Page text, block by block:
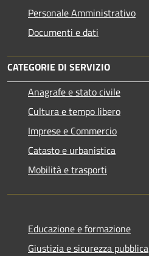
Personale Amministrativo
Documenti e dati
CATEGORIE DI SERVIZIO
Anagrafe e stato civile
Cultura e tempo libero
Imprese e Commercio
Catasto e urbanistica
Mobilità e trasporti
Educazione e formazione
Giustizia e sicurezza pubblica